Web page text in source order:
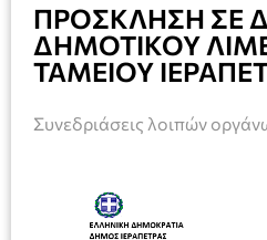
ΠΡΟΣΚΛΗΣΗ ΣΕ
ΔΗΜΟΤΙΚΟΥ
ΤΑΜΕΙΟΥ
Συνεδριάσεις λοιπών